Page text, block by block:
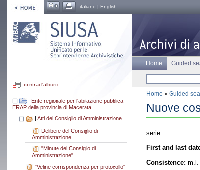
italiano | English
contrai l'albero
| Ente regionale per l'abitazione pubblica -
ERAP della provincia di Macerata
| Atti del Consiglio di Amministrazione
Delibere del Consiglio di
Amministrazione
"Minute del Consiglio di
Amministrazione"
"Veline corrispondenza per protocollo"
Home Guided
Home » Guided
Nuove
serie
First and last
Consistence: m.l.